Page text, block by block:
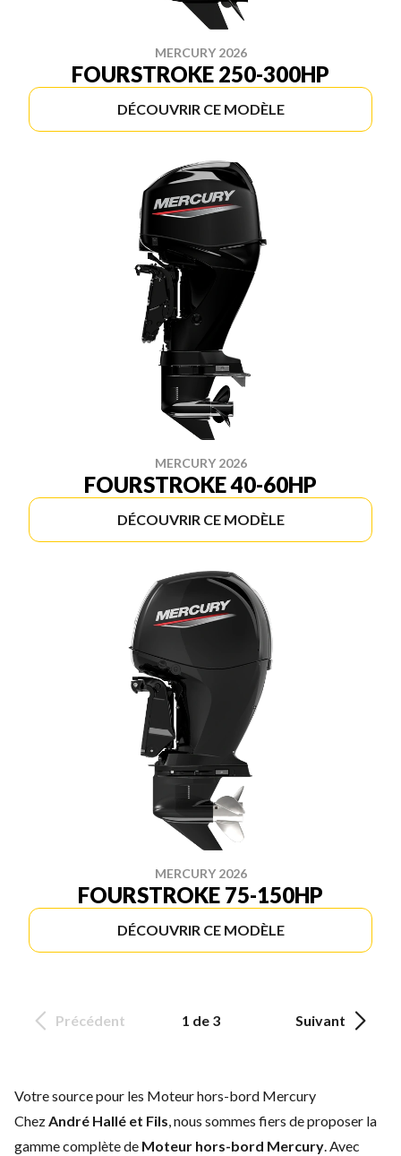
MERCURY 2026
FOURSTROKE 250-300HP
DÉCOUVRIR CE MODÈLE
MERCURY 2026
FOURSTROKE 40-60HP
DÉCOUVRIR CE MODÈLE
MERCURY 2026
FOURSTROKE 75-150HP
DÉCOUVRIR CE MODÈLE
Précédent 1 de 3 Suivant
Votre source pour les Moteur hors-bord Mercury
ChezAndré Hallé et Fils, nous sommes fiers de proposer la
gamme complète de Moteur hors-bord Mercury. Avec